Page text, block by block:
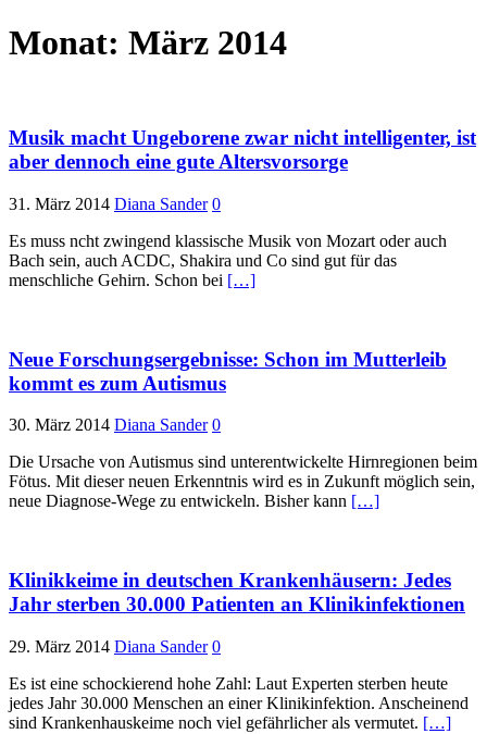
Monat: März 2014
Musik macht Ungeborene zwar nicht intelligenter, ist
aber dennoch eine gute Altersvorsorge
31. März 2014 Diana Sander 0
Es muss ncht zwingend klassische Musik von Mozart oder auch
Bach sein, auch ACDC, Shakira und Co sind gut für das
menschliche Gehirn. Schon bei […]
Neue Forschungsergebnisse: Schon im Mutterleib
kommt es zum Autismus
30. März 2014 Diana Sander 0
Die Ursache von Autismus sind unterentwickelte Hirnregionen beim
Fötus. Mit dieser neuen Erkenntnis wird es in Zukunft möglich sein,
neue Diagnose-Wege zu entwickeln. Bisher kann […]
Klinikkeime in deutschen Krankenhäusern: Jedes
Jahr sterben 30.000 Patienten an Klinikinfektionen
29. März 2014 Diana Sander 0
Es ist eine schockierend hohe Zahl: Laut Experten sterben heute
jedes Jahr 30.000 Menschen an einer Klinikinfektion. Anscheinend
sind Krankenhauskeime noch viel gefährlicher als vermutet. […]